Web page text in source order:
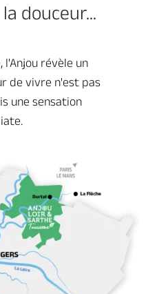
douceur...
l'Anjou révèle un
de vivre n'est pas
une sensation